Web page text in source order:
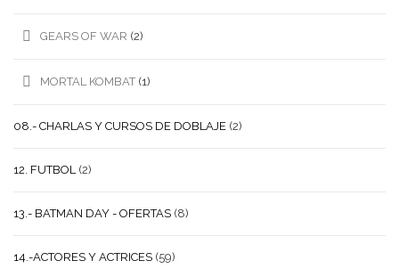
GEARS OF WAR (2)
MORTAL KOMBAT (1)
08.- CHARLAS Y CURSOS DE DOBLAJE (2)
12. FUTBOL (2)
13.- BATMAN DAY - OFERTAS (8)
14.-ACTORES Y ACTRICES (59)